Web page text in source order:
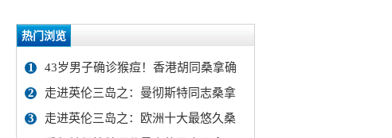
热门浏览
1
43岁男子确诊猴痘！香港胡同桑拿确
2
走进英伦三岛之：曼彻斯特同志桑拿
3
走进英伦三岛之：欧洲十大最悠久桑